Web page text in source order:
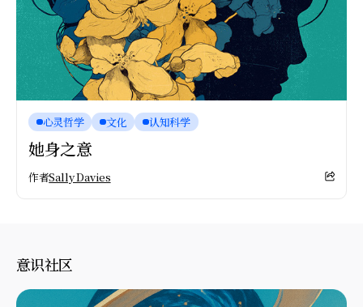
心灵哲学 文化 认知科学
她身之意
作者Sally Davies
意识社区